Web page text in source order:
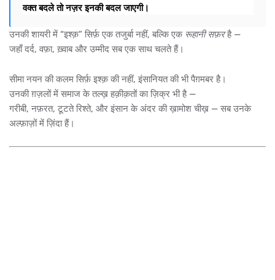
वक्त बदले तो नज़र इनकी बदल जाएगी।
उनकी शायरी में “इश्क़” सिर्फ़ एक तजुर्बा नहीं, बल्कि एक रूहानी सफ़रहै —
जहाँ दर्द, वफ़ा, ख़्वाब और उम्मीद सब एक साथ चलते हैं।
सीमा नयन की कलम सिर्फ़ इश्क़ की नहीं, इंसानियत की भी पैग़मबर है।
उनकी ग़ज़लों में समाज के तल्ख़ हक़ीक़तों का ज़िक्र भी है —
गरीबी, नफ़रत, टूटते रिश्ते, और इंसान के अंदर की ख़ामोश चीख़ — सब उनके
अल्फ़ाज़ों में ज़िंदा हैं।